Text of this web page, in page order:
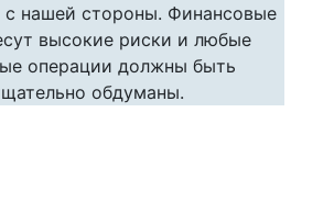
с нашей стороны. Финансовые
высокие риски и любые
операции должны быть
обдуманы.